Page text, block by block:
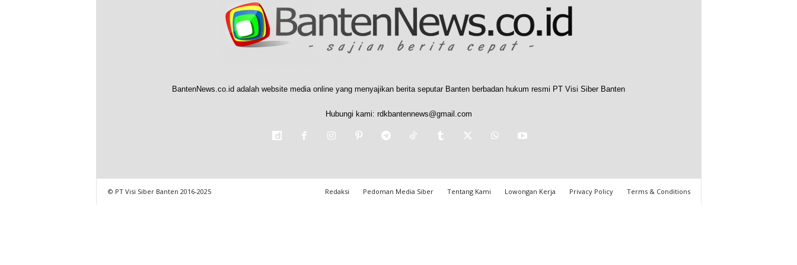
BantenNews.co.id adalah website media online yang menyajikan berita seputar Banten berbadan hukum resmi PT Visi Siber Banten
Hubungi kami: rdkbantennews@gmail.com
Redaksi Pedoman Media Siber Tentang Kami Lowongan Kerja Privacy Policy Terms & Conditions
© PT Visi Siber Banten 2016-2025